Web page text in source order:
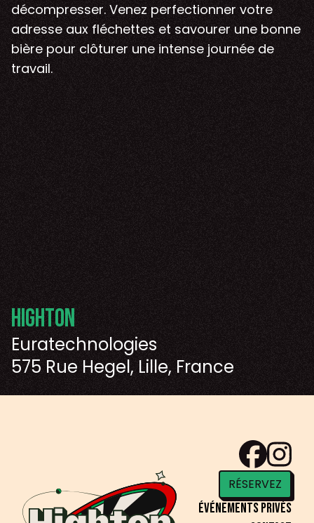
décompresser. Venez perfectionner votre
adresse aux fléchettes et savourer une bonne
bière pour clôturer une intense journée de
travail.
Highton
Euratechnologies
575 Rue Hegel, Lille, France
RÉSERVEZ
Événements privés